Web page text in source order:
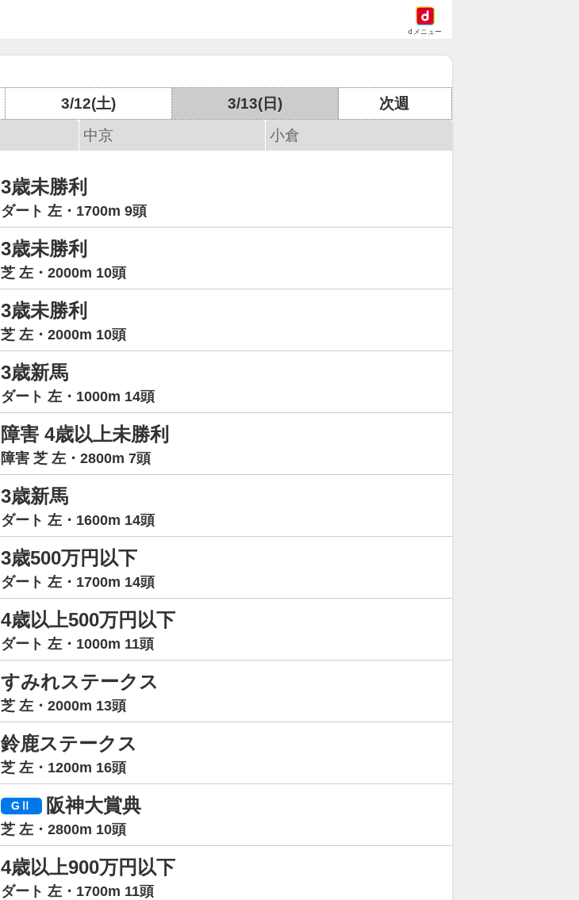
dメニュー
3/12(土) 3/13(日)
次週
中京
小倉
3歳未勝利
ダート 左・1700m 9頭
3歳未勝利
芝 左・2000m 10頭
3歳未勝利
芝 左・2000m 10頭
3歳新馬
ダート 左・1000m 14頭
障害 4歳以上未勝利
障害 芝 左・2800m 7頭
3歳新馬
ダート 左・1600m 14頭
3歳500万円以下
ダート 左・1700m 14頭
4歳以上500万円以下
ダート 左・1000m 11頭
すみれステークス
芝 左・2000m 13頭
鈴鹿ステークス
芝 左・1200m 16頭
阪神大賞典
芝 左・2800m 10頭
4歳以上900万円以下
ダート 左・1700m 11頭